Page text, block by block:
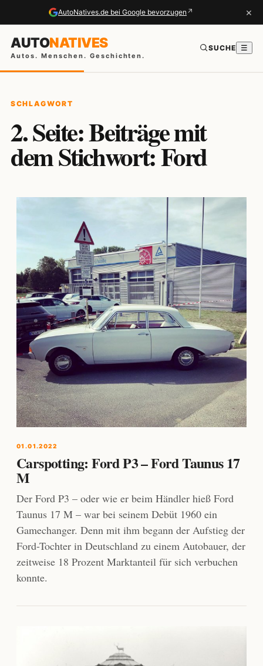
AutoNatives.de bei Google bevorzugen ↗ ×
AUTONATIVES
Autos. Menschen. Geschichten.
SUCHE ☰
SCHLAGWORT
2. Seite: Beiträge mit
dem Stichwort: Ford
01.01.2022
Carspotting: Ford P3 – Ford Taunus 17
M
Der Ford P3 – oder wie er beim Händler hieß Ford
Taunus 17 M – war bei seinem Debüt 1960 ein
Gamechanger. Denn mit ihm begann der Aufstieg der
Ford-Tochter in Deutschland zu einem Autobauer, der
zeitweise 18 Prozent Marktanteil für sich verbuchen
konnte.